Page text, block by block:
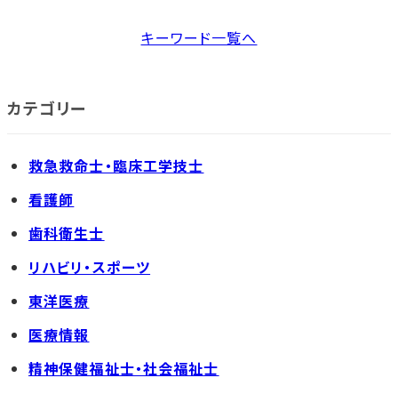
キーワード一覧へ
カテゴリー
救急救命士・臨床工学技士
看護師
歯科衛生士
リハビリ・スポーツ
東洋医療
医療情報
精神保健福祉士・社会福祉士